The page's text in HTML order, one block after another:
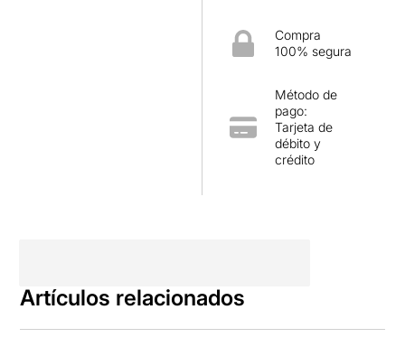
Compra
100% segura
Método de
pago:
Tarjeta de
débito y
crédito
Artículos relacionados